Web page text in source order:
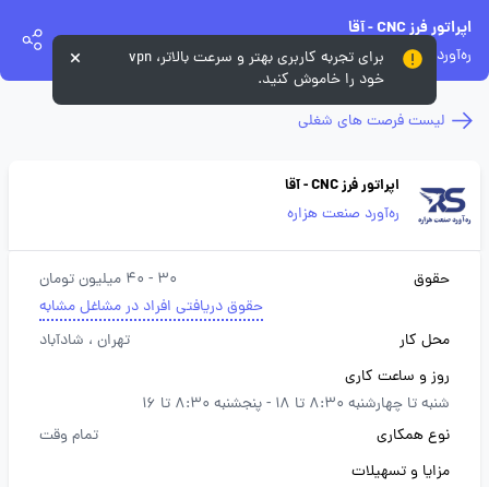
اپراتور فرز CNC - آقا
ره‌آورد صنعت هزاره
لیست فرصت های شغلی
اپراتور فرز CNC - آقا
ره‌آورد صنعت هزاره
حقوق
30 - 40 میلیون تومان
حقوق دریافتی افراد در مشاغل مشابه
محل کار
تهران ، شادآباد
روز و ساعت کاری
شنبه تا چهارشنبه 8:30 تا 18 - پنجشنبه 8:30 تا 16
نوع همکاری
تمام وقت
مزایا و تسهیلات
برای تجربه کاربری بهتر و سرعت بالاتر، vpn
خود را خاموش کنید.